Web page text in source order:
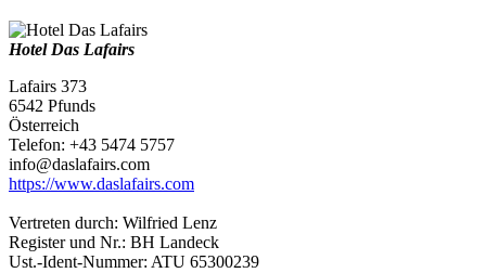
Hotel Das Lafairs
Lafairs 373
6542 Pfunds
Österreich
Telefon: +43 5474 5757
info@daslafairs.com
https://www.daslafairs.com
Vertreten durch: Wilfried Lenz
Register und Nr.: BH Landeck
Ust.-Ident-Nummer: ATU 65300239